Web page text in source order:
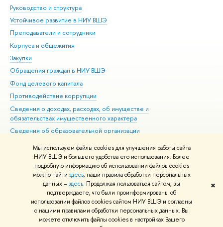
Мы используем файлы cookies для улучшения работы сайта
НИУ ВШЭ и большего удобства его использования. Более
подробную информацию об использовании файлов cookies
можно найти здесь, наши правила обработки персональных
данных –здесь. Продолжая пользоваться сайтом, вы
подтверждаете, что были проинформированы об
использовании файлов cookies сайтом НИУ ВШЭ и согласны
с нашими правилами обработки персональных данных. Вы
можете отключить файлы cookies в настройках Вашего
✖
Руководство и структура
Устойчивое развитие в НИУ ВШЭ
Преподаватели и сотрудники
Корпуса и общежития
Закупки
Обращения граждан в НИУ ВШЭ
Фонд целевого капитала
Противодействие коррупции
Сведения о доходах, расходах, об имуществе и
обязательствах имущественного характера
Сведения об образовательной организации
Людям с ограниченными возможностями здоровья
Единая платежная страница
Работа в Вышке
© НИУ ВШЭ 1993–2026 Адреса и контакты Условия использования
материалов Политика конфиденциальности Карта сайта
Шрифты HSE Sans и HSE Slab разработаны вШколе дизайна НИУ ВШЭ